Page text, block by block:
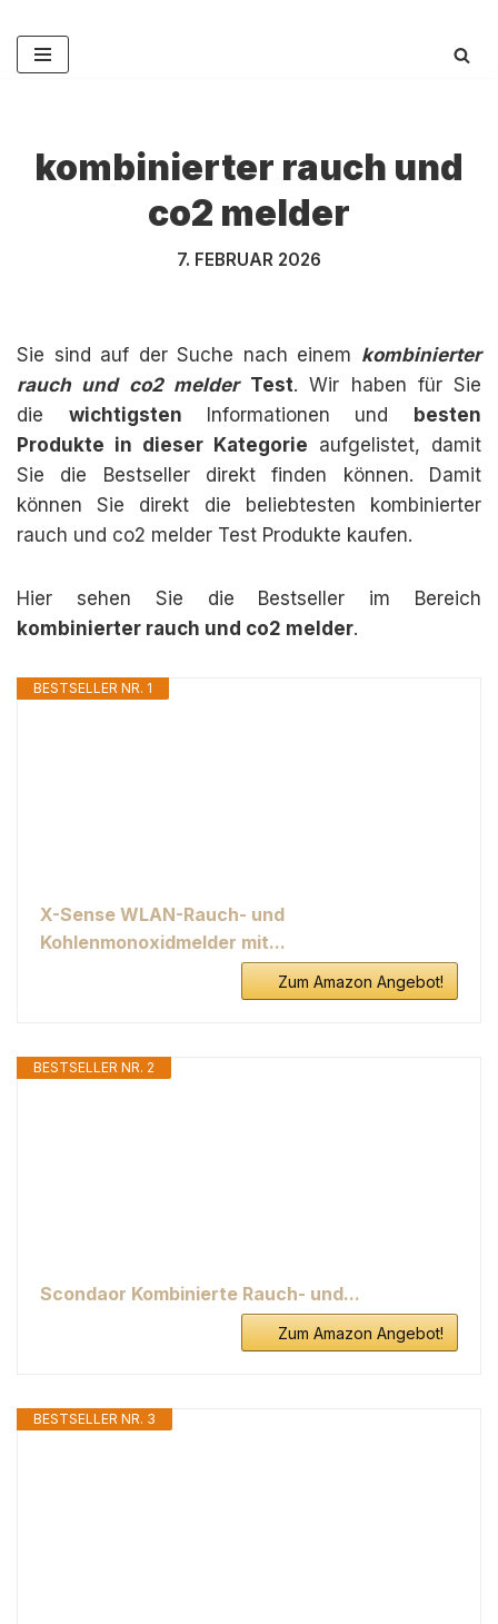
Zum
kombinierter rauch und
co2 melder
7. FEBRUAR 2026
Sie sind auf der Suche nach einem kombinierter
rauch und co2 melder Test. Wir haben für Sie
die wichtigsten Informationen und
besten
Produkte in dieser Kategorie aufgelistet, damit
Sie die Bestseller direkt finden können. Damit
können Sie direkt die beliebtesten kombinierter
rauch und co2 melder Test Produkte kaufen.
Hier sehen Sie die Bestseller im Bereich
kombinierter rauch und co2 melder.
BESTSELLER NR. 1
X-Sense WLAN-Rauch- und
Kohlenmonoxidmelder mit...
Zum Amazon Angebot!
BESTSELLER NR. 2
Scondaor Kombinierte Rauch- und...
Zum Amazon Angebot!
BESTSELLER NR. 3